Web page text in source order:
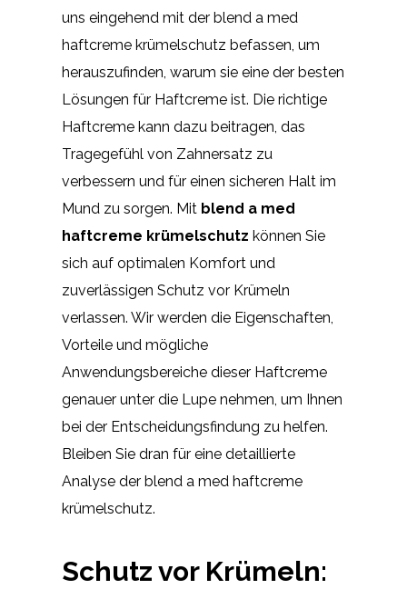
uns eingehend mit der blend a med
haftcreme krümelschutz befassen, um
herauszufinden, warum sie eine der besten
Lösungen für Haftcreme ist. Die richtige
Haftcreme kann dazu beitragen, das
Tragegefühl von Zahnersatz zu
verbessern und für einen sicheren Halt im
Mund zu sorgen. Mit blend a med
haftcreme krümelschutz können Sie
sich auf optimalen Komfort und
zuverlässigen Schutz vor Krümeln
verlassen. Wir werden die Eigenschaften,
Vorteile und mögliche
Anwendungsbereiche dieser Haftcreme
genauer unter die Lupe nehmen, um Ihnen
bei der Entscheidungsfindung zu helfen.
Bleiben Sie dran für eine detaillierte
Analyse der blend a med haftcreme
krümelschutz.
Schutz vor Krümeln: